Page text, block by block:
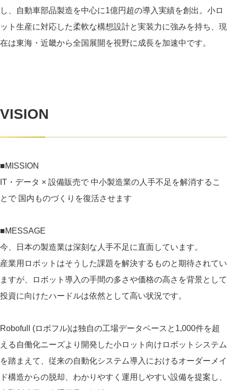
し、自動車部品製造を中心に1億円超の導入実績を創出。小ロ
ット生産に対応した柔軟な構想設計と実装力に強みを持ち、現
在は東海・近畿から全国展開を視野に成長を加速中です。
VISION
■MISSION
IT・データ × 設備販売で 中小製造業の人手不足を解消するこ
とで 国内ものづくりを復活させます
■MESSAGE
今、日本の製造業は深刻な人手不足に直面しています。
産業用ロボットはそうした課題を解決するものと期待されてい
ますが、ロボット導入の手間の多さや価格の高さを背景として
投資に向けたハードルは依然として高い状況です。
Robofull (ロボフル)は独自の工場データベースと1,000件を超
える自働化ニーズより開発した小ロット向けロボットシステム
を踏まえて、従来の自動化システム導入におけるオーダーメイ
ド構造からの脱却、わかりやすく運用しやすい設備を提案し、